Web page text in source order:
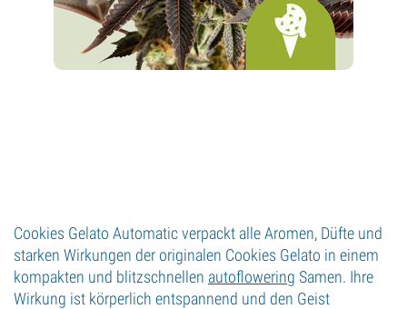
Cookies Gelato Automatic verpackt alle Aromen, Düfte und
starken Wirkungen der originalen Cookies Gelato in einem
kompakten und blitzschnellen autoflowering Samen. Ihre
Wirkung ist körperlich entspannend und den Geist